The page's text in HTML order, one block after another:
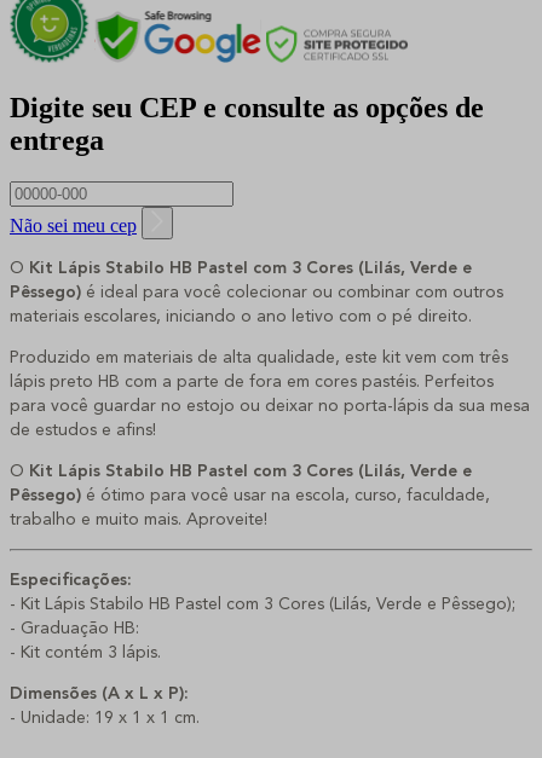
Digite seu CEP e consulte as opções de
entrega
Não sei meu cep
O Kit Lápis Stabilo HB Pastel com 3 Cores (Lilás, Verde e
Pêssego) é ideal para você colecionar ou combinar com outros
materiais escolares, iniciando o ano letivo com o pé direito.
Produzido em materiais de alta qualidade, este kit vem com três
lápis preto HB com a parte de fora em cores pastéis. Perfeitos
para você guardar no estojo ou deixar no porta-lápis da sua mesa
de estudos e afins!
O Kit Lápis Stabilo HB Pastel com 3 Cores (Lilás, Verde e
Pêssego) é ótimo para você usar na escola, curso, faculdade,
trabalho e muito mais. Aproveite!
Especificações:
- Kit Lápis Stabilo HB Pastel com 3 Cores (Lilás, Verde e Pêssego);
- Graduação HB:
- Kit contém 3 lápis.
Dimensões (A x L x P):
- Unidade: 19 x 1 x 1 cm.